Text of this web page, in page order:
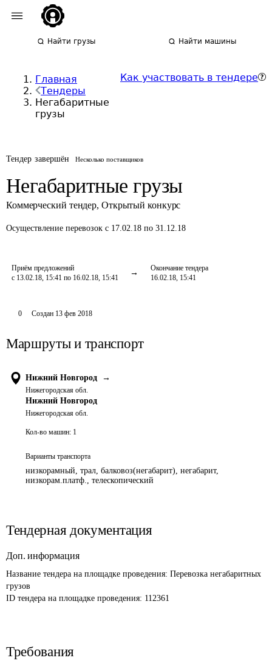
Найти грузы Найти машины
Главная
Тендеры
Негабаритные
грузы
Как участвовать в тендере
Тендер завершён Несколько поставщиков
Негабаритные грузы
Коммерческий тендер, Открытый конкурс
Осуществление перевозок с 17.02.18 по 31.12.18
Приём предложений
с 13.02.18, 15:41 по 16.02.18, 15:41
Окончание тендера
16.02.18, 15:41
0 Создан 13 фев 2018
Маршруты и транспорт
Нижний Новгород →
Нижегородская обл.
Нижний Новгород
Нижегородская обл.
Кол-во машин: 1
Варианты транспорта
низкорамный, трал, балковоз(негабарит), негабарит,
низкорам.платф., телескопический
Тендерная документация
Доп. информация
Название тендера на площадке проведения: Перевозка негабаритных
грузов
ID тендера на площадке проведения: 112361
Требования